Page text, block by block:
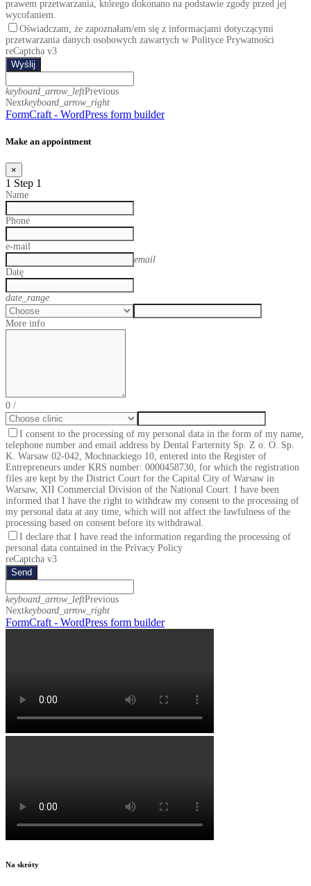
prawem przetwarzania, którego dokonano na podstawie zgody przed jej
wycofaniem.
Oświadczam, że zapoznałam/em się z informacjami dotyczącymi
przetwarzania danych osobowych zawartych w Polityce Prywatności
reCaptcha v3
Wyślij
keyboard_arrow_leftPrevious
Nextkeyboard_arrow_right
FormCraft - WordPress form builder
Make an appointment
×
1 Step 1
Name
Phone
e-mail
email
Datę
date_range
More info
0 /
I consent to the processing of my personal data in the form of my name,
telephone number and email address by Dental Farternity Sp. Z o. O. Sp.
K. Warsaw 02-042, Mochnackiego 10, entered into the Register of
Entrepreneurs under KRS number: 0000458730, for which the registration
files are kept by the District Court for the Capital City of Warsaw in
Warsaw, XII Commercial Division of the National Court. I have been
informed that I have the right to withdraw my consent to the processing of
my personal data at any time, which will not affect the lawfulness of the
processing based on consent before its withdrawal.
I declare that I have read the information regarding the processing of
personal data contained in the Privacy Policy
reCaptcha v3
Send
keyboard_arrow_leftPrevious
Nextkeyboard_arrow_right
FormCraft - WordPress form builder
Na skróty